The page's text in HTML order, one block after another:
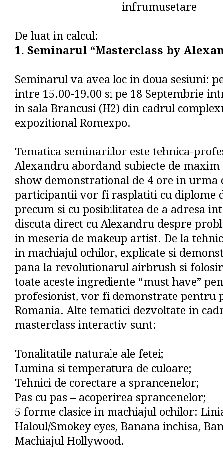
infrumusetare
De luat in calcul:
1. Seminarul “Masterclass by
Seminarul va avea loc in doua sesiuni:
intre 15.00-19.00 si pe 18 Septembrie
in sala Brancusi (H2) din cadrul
expozitional Romexpo.
Tematica seminariilor este tehnica-
Alexandru abordand subiecte de
show demonstrational de 4 ore in urma
participantii vor fi rasplatiti cu diplome
precum si cu posibilitatea de a adresa
discuta direct cu Alexandru despre
in meseria de makeup artist. De la
in machiajul ochilor, explicate si
pana la revolutionarul airbrush si
toate aceste ingrediente “must have”
profesionist, vor fi demonstrate pentru
Romania. Alte tematici dezvoltate in
masterclass interactiv sunt:
Tonalitatile naturale ale fetei;
Lumina si temperatura de culoare;
Tehnici de corectare a sprancenelor;
Pas cu pas – acoperirea sprancenelor;
5 forme clasice in machiajul ochilor:
Haloul/Smokey eyes, Banana inchisa,
Machiajul Hollywood.